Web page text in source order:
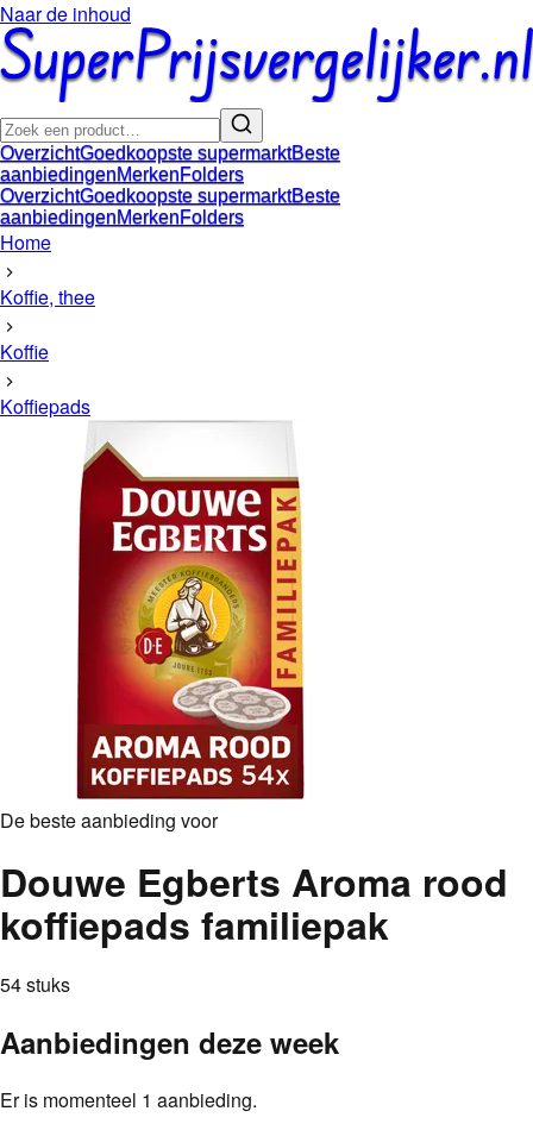
Naar de inhoud
OverzichtGoedkoopste supermarktBeste
aanbiedingenMerkenFolders
OverzichtGoedkoopste supermarktBeste
aanbiedingenMerkenFolders
Home
Koffie, thee
Koffie
Koffiepads
De beste aanbieding voor
Douwe Egberts Aroma rood
koffiepads familiepak
54 stuks
Aanbiedingen deze week
Er is momenteel 1 aanbieding.